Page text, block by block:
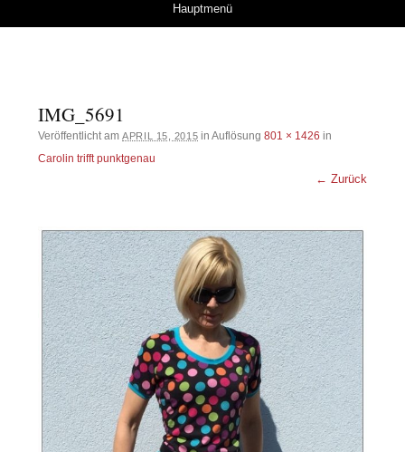
Hauptmenü
IMG_5691
Veröffentlicht amAPRIL 15, 2015 in Auflösung801 × 1426 in
Carolin trifft punktgenau
← Zurück